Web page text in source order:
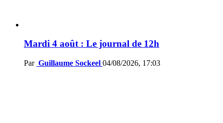
Mardi 4 août : Le journal de 12h
Par Guillaume Sockeel 04/08/2026, 17:03